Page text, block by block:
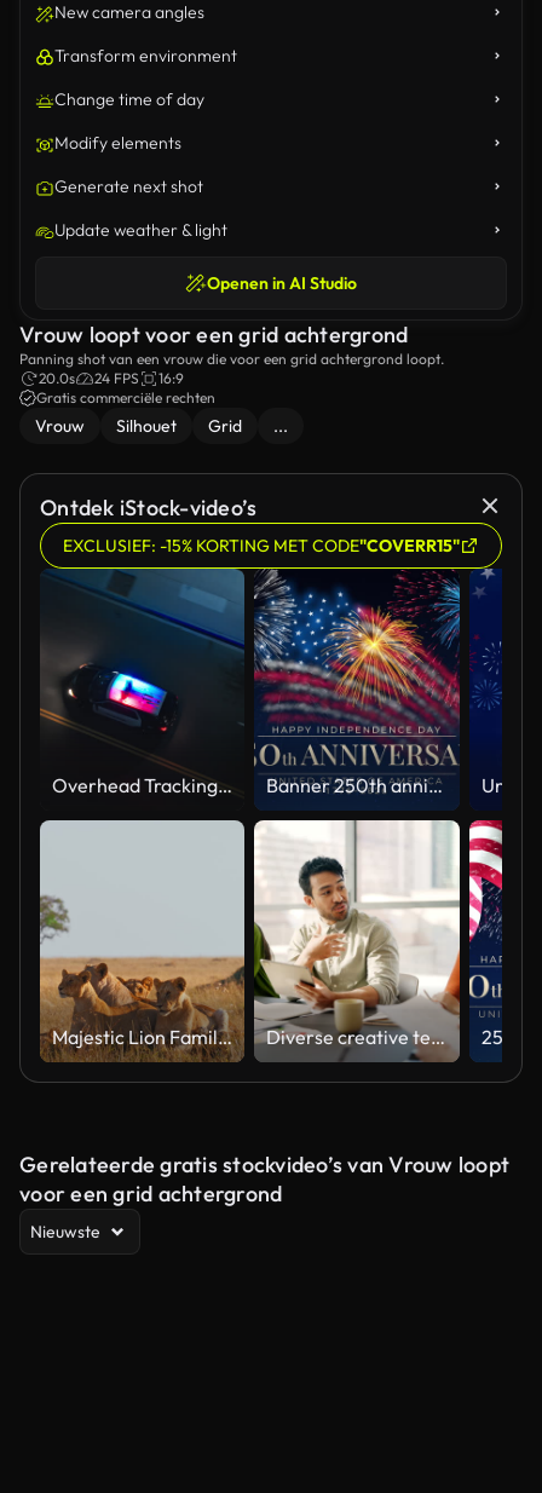
New camera angles
Transform environment
Change time of day
Modify elements
Generate next shot
Update weather & light
Openen in AI Studio
Vrouw loopt voor een grid achtergrond
Panning shot van een vrouw die voor een grid achtergrond loopt.
20.0s
24 FPS
16:9
Gratis commerciële rechten
Vrouw Silhouet Grid ...
Ontdek iStock-video’s
EXCLUSIEF: -15% KORTING MET CODE"COVERR15"
Overhead Tracking Drone Shot of a Police Car Driving on a City Street with Lights On at Night Banner 250th anniversary of the USA. 250 years of independence. 4th of july 2026 usa independence day, video greeting card. US flag fireworks on blue sky background. Fourth of july. 4k seamless loop
Majestic Lion Family Relaxing in Natural Habitat Under Soft Light Diverse creative team collaborating on a marketing strategy in an office meeting
Gerelateerde gratis stockvideo’s van Vrouw loopt
voor een grid achtergrond
Nieuwste